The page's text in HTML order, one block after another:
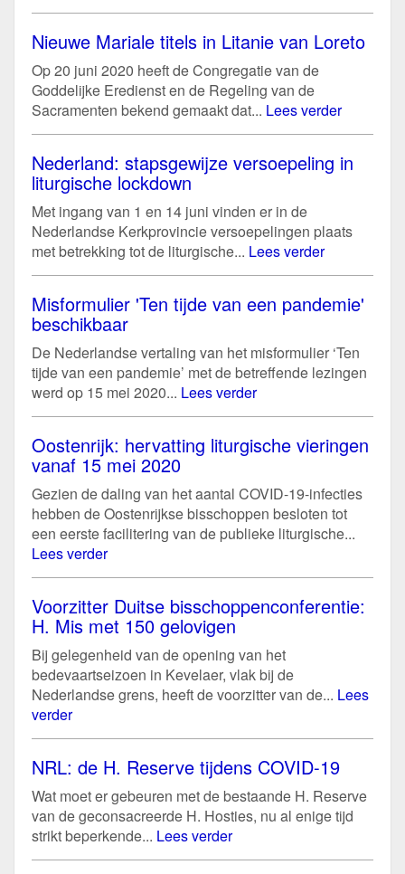
Nieuwe Mariale titels in Litanie van Loreto
Op 20 juni 2020 heeft de Congregatie van de
Goddelijke Eredienst en de Regeling van de
Sacramenten bekend gemaakt dat... Lees verder
Nederland: stapsgewijze versoepeling in
liturgische lockdown
Met ingang van 1 en 14 juni vinden er in de
Nederlandse Kerkprovincie versoepelingen plaats
met betrekking tot de liturgische... Lees verder
Misformulier 'Ten tijde van een pandemie'
beschikbaar
De Nederlandse vertaling van het misformulier ‘Ten
tijde van een pandemie’ met de betreffende lezingen
werd op 15 mei 2020... Lees verder
Oostenrijk: hervatting liturgische vieringen
vanaf 15 mei 2020
Gezien de daling van het aantal COVID-19-infecties
hebben de Oostenrijkse bisschoppen besloten tot
een eerste facilitering van de publieke liturgische...
Lees verder
Voorzitter Duitse bisschoppenconferentie:
H. Mis met 150 gelovigen
Bij gelegenheid van de opening van het
bedevaartseizoen in Kevelaer, vlak bij de
Nederlandse grens, heeft de voorzitter van de... Lees
verder
NRL: de H. Reserve tijdens COVID-19
Wat moet er gebeuren met de bestaande H. Reserve
van de geconsacreerde H. Hosties, nu al enige tijd
strikt beperkende... Lees verder